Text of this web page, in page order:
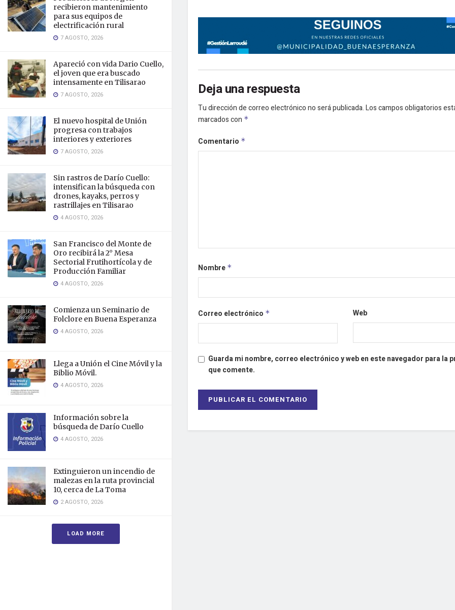
recibieron mantenimiento
para sus equipos de
electrificación rural
7 AGOSTO, 2026
Apareció con vida Dario Cuello,
el joven que era buscado
intensamente en Tilisarao
7 AGOSTO, 2026
El nuevo hospital de Unión
progresa con trabajos
interiores y exteriores
7 AGOSTO, 2026
Sin rastros de Darío Cuello:
intensifican la búsqueda con
drones, kayaks, perros y
rastrillajes en Tilisarao
4 AGOSTO, 2026
San Francisco del Monte de
Oro recibirá la 2° Mesa
Sectorial Frutihortícola y de
Producción Familiar
4 AGOSTO, 2026
Comienza un Seminario de
Folclore en Buena Esperanza
4 AGOSTO, 2026
Llega a Unión el Cine Móvil y la
Biblio Móvil.
4 AGOSTO, 2026
Información sobre la
búsqueda de Darío Cuello
4 AGOSTO, 2026
Extinguieron un incendio de
malezas en la ruta provincial
10, cerca de La Toma
2 AGOSTO, 2026
LOAD MORE
Deja una respuesta
Tu dirección de correo electrónico no será publicada.Los campos obligatorios
marcados con *
Comentario *
Nombre *
Correo electrónico * Web
Guarda mi nombre, correo electrónico y web en este navegador para la
que comente.